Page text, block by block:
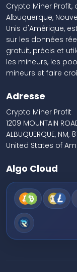
Crypto Miner
Albuquerque,
Unis d'Amérique,
sur les données
gratuit, précis et
les mineurs, les
mineurs et faire
Adresse
Crypto Miner Profit
1209 MOUNTAIN
ALBUQUERQUE, NM,
United States of
Algo Cloud